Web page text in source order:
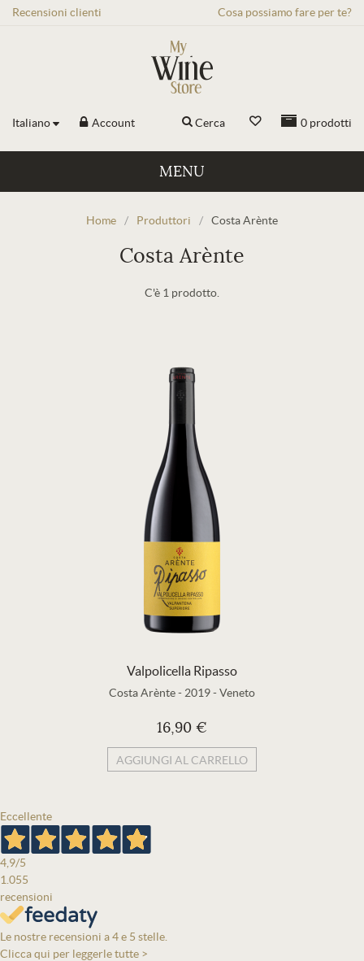
Recensioni clienti Cosa possiamo fare per te?
Italiano Account 0 prodotti
Cerca
MENU
Home / Produttori / Costa Arènte
Costa Arènte
C'è 1 prodotto.
Valpolicella Ripasso
Costa Arènte- 2019-Veneto
16,90 €
AGGIUNGI AL CARRELLO
Eccellente
4,9/5
1.055
recensioni
Le nostre recensioni a 4 e 5 stelle.
Clicca qui per leggerle tutte >